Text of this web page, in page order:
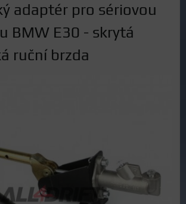
adaptér pro sériovou
BMW E30 - skrytá
ruční brzda